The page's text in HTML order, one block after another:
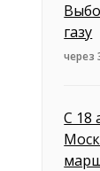
газу
через
С 18